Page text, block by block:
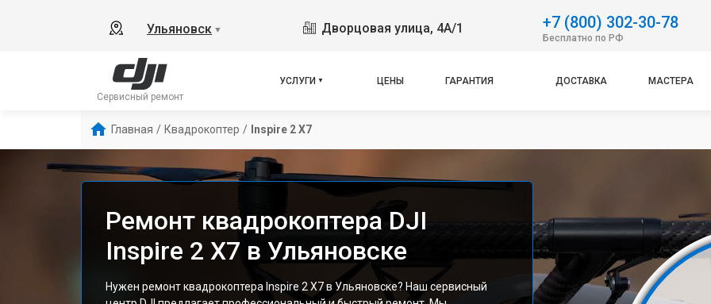
Ульяновск ▼ Дворцовая улица, 4А/1 +7 (800) 302-30-78
Бесплатно по РФ
Сервисный ремонт
УСЛУГИ ЦЕНЫ ГАРАНТИЯ ДОСТАВКА МАСТЕРА
Главная / Квадрокоптер / Inspire 2 X7
Ремонт квадрокоптера DJI
Inspire 2 X7 в Ульяновске
Нужен ремонт квадрокоптера Inspire 2 X7 в Ульяновске? Наш сервисный